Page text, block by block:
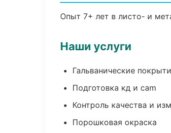
Опыт 7+ лет в листо- и
Наши услуги
Гальванические
Подготовка кд и cam
Контроль качества и
Порошковая окраска